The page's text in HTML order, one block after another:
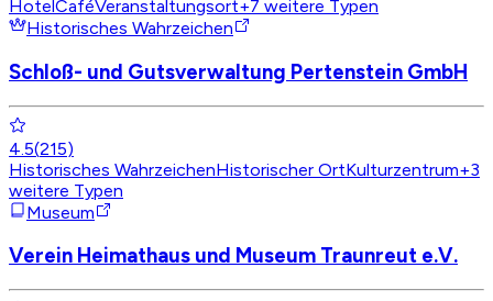
HotelCaféVeranstaltungsort+7 weitere Typen
Historisches Wahrzeichen
Schloß- und Gutsverwaltung Pertenstein GmbH
4.5(215)
Historisches WahrzeichenHistorischer OrtKulturzentrum+3
weitere Typen
Museum
Verein Heimathaus und Museum Traunreut e.V.